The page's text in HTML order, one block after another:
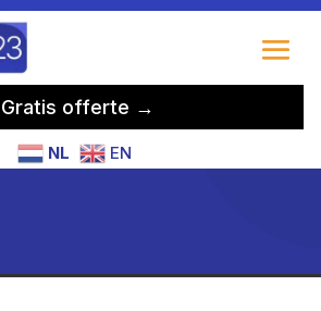
Gratis offerte →
NL EN